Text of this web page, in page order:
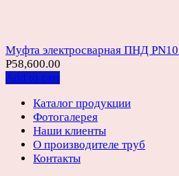
Муфта электросварная ПНД
Р58,600.00
Add to cart
Каталог продукции
Фотогалерея
Наши клиенты
О производителе труб
Контакты